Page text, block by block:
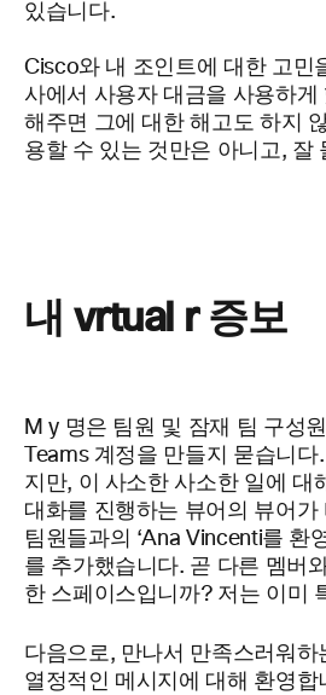
있습니다.
Cisco와 내 조인트에 대한 고민
사에서 사용자 대금을 사용하
해주면 그에 대한 해고도 하지
용할 수 있는 것만은 아니고, 잘
내vrtual r 증보
M y 명은 팀원 및 잠재 팀 구성
Teams 계정을 만들지
묻습니다.
지만, 이 사소한 사소한 일에 대
대화를 진행하는 뷰어의 뷰어
팀원들과의 ‘Ana Vincenti를 환
를 추가했습니다. 곧 다른 멤버
한 스페이스입니까? 저는 이미
다음으로, 만나서 만족스러워
열정적인 메시지에 대해 환영합